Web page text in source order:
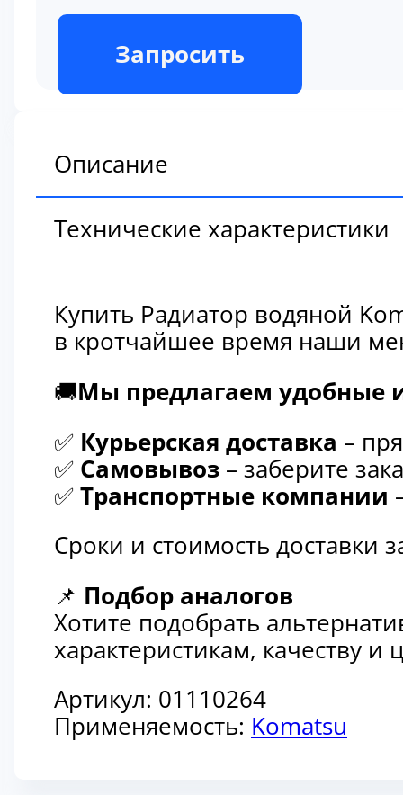
В наличии
Запросить
Описание
Технические характеристики
Купить Радиатор водяной
в кротчайшее время наши
🚚Мы предлагаем удобные
✅ Курьерская доставка –
✅ Самовывоз – заберите
✅ Транспортные компании
Сроки и стоимость доставки
📌 Подбор аналогов
Хотите подобрать
характеристикам, качеству
Артикул: 01110264
Применяемость: Komatsu